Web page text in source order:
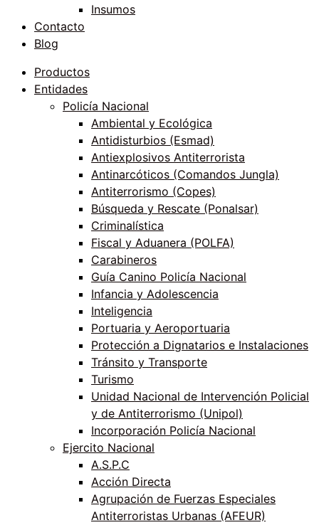
Insumos
Contacto
Blog
Productos
Entidades
Policía Nacional
Ambiental y Ecológica
Antidisturbios (Esmad)
Antiexplosivos Antiterrorista
Antinarcóticos (Comandos Jungla)
Antiterrorismo (Copes)
Búsqueda y Rescate (Ponalsar)
Criminalística
Fiscal y Aduanera (POLFA)
Carabineros
Guía Canino Policía Nacional
Infancia y Adolescencia
Inteligencia
Portuaria y Aeroportuaria
Protección a Dignatarios e Instalaciones
Tránsito y Transporte
Turismo
Unidad Nacional de Intervención Policial
y de Antiterrorismo (Unipol)
Incorporación Policía Nacional
Ejercito Nacional
A.S.P.C
Acción Directa
Agrupación de Fuerzas Especiales
Antiterroristas Urbanas (AFEUR)